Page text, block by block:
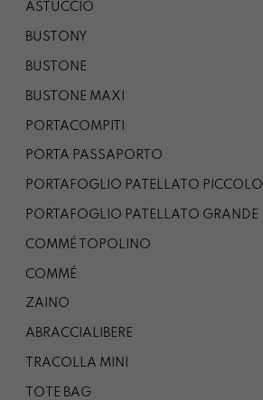
ASTUCCIO
BUSTONY
BUSTONE
BUSTONE MAXI
PORTACOMPITI
PORTA PASSAPORTO
PORTAFOGLIO PATELLATO PICCOLO
PORTAFOGLIO PATELLATO GRANDE
COMMÉ TOPOLINO
COMMÉ
ZAINO
ABRACCIALIBERE
TRACOLLA MINI
TOTE BAG